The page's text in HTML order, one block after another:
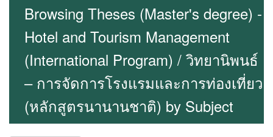
Browsing Theses (Master's degree) -
Hotel and Tourism Management
(International Program) / วิทยานิพนธ์
– การจัดการโรงแรมและการท่องเที่ยว
(หลักสูตรนานานชาติ) by Subject